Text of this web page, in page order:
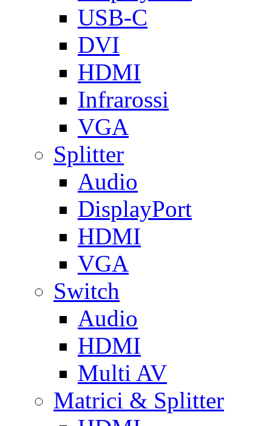
USB-C
DVI
HDMI
Infrarossi
VGA
Splitter
Audio
DisplayPort
HDMI
VGA
Switch
Audio
HDMI
Multi AV
Matrici & Splitter